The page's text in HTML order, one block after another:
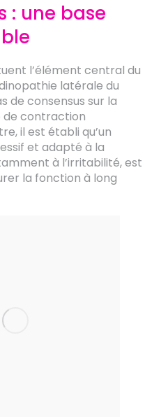
: une base
l’élément central du
latérale du
de consensus sur la
de contraction
il est établi qu’un
et adapté à la
à l’irritabilité, est
la fonction à long